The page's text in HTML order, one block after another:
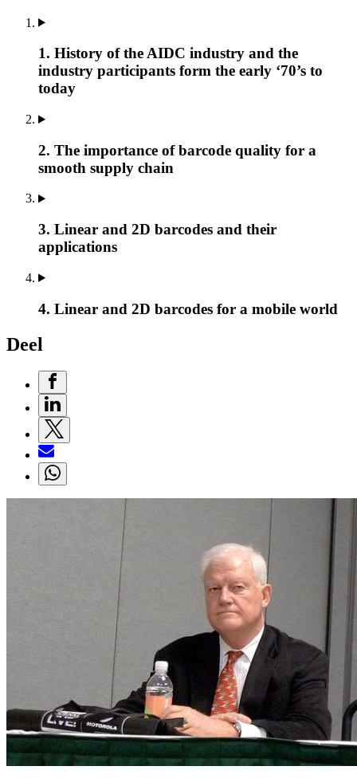
1. History of the AIDC industry and the
industry participants form the early ‘70’s to
today
2. The importance of barcode quality for a
smooth supply chain
3. Linear and 2D barcodes and their
applications
4. Linear and 2D barcodes for a mobile world
Deel